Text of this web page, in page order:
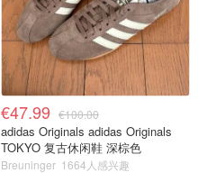
€47.99 €100.00
adidas Originals adidas Originals
TOKYO 复古休闲鞋 深棕色
Breuninger 1664人感兴趣